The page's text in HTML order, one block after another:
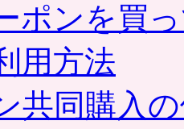
ポンを買
用方法
共同購入